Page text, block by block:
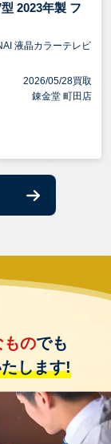
2023年製 フ
液晶カラーテレビ
2026/05/28買取
錬金堂 町田店
ものでも
します!